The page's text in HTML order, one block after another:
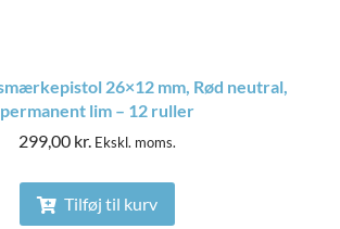
26×12 mm, Rød neutral,
permanent lim – 12 ruller
299,00 kr. Ekskl. moms.
Tilføj til kurv